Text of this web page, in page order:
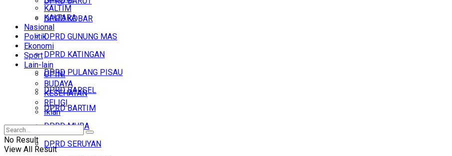
DPRD KOBAR
DPRD GUNUNG MAS
DPRD KATINGAN
DPRD PULANG PISAU
DPRD BARSEL
DPRD BARTIM
DPRD MURA
DPRD SERUYAN
KALTIM
KALTARA
Nasional
Politik
Ekonomi
Sport
Lain-lain
OPINI
BUDAYA
KESEHATAN
RELIGI
Iklan
No Result
View All Result